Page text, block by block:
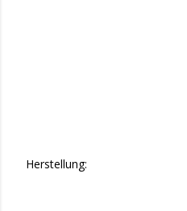
Herstellung: